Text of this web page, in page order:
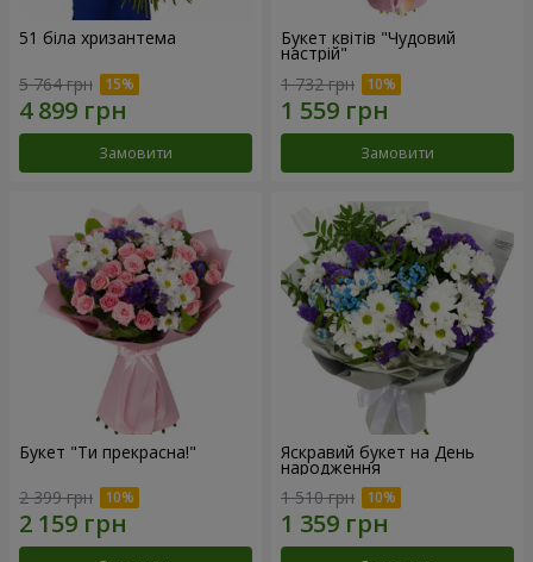
51 біла хризантема
5 764 грн
Замовити
Букет квітів "Чудовий
настрій"
1 732 грн
Замовити
Букет "Ти прекрасна!"
2 399 грн
Яскравий букет на День
народження
1 510 грн